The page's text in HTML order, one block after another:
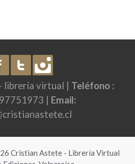
librería virtual | Teléfono :
| Email:
Cristian Astete - Librería Virtual